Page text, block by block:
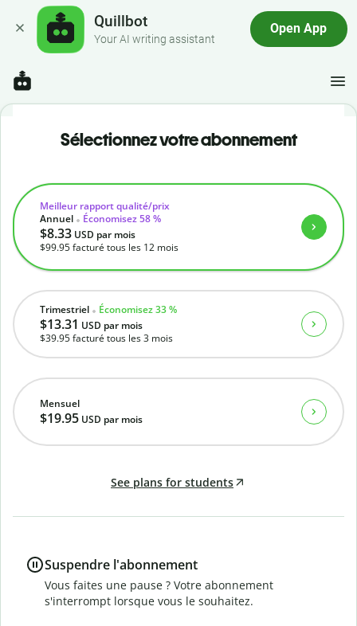
Quillbot
Your AI writing assistant
Open App
Sélectionnez votre abonnement
Mensuel
$19.95 USD par mois
Trimestriel Économisez 33 %
$13.31 USD par mois
$39.95facturé tous les 3 mois
Meilleur rapport qualité/prix
Annuel
Économisez 58 %
$8.33 USD par mois
$99.95facturé tous les 12 mois
See plans for students
Suspendre l'abonnement
Vous faites une pause ? Votre abonnement
s'interrompt lorsque vous le souhaitez.